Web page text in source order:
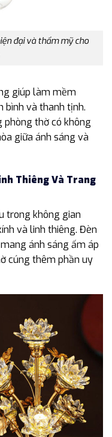
đại và thẩm mỹ cho
giúp làm mềm
bình và thanh tịnh.
phòng thờ có không
giữa ánh sáng và
Thiêng Và Trang
trong không gian
và linh thiêng. Đèn
ánh sáng ấm áp
cúng thêm phần uy